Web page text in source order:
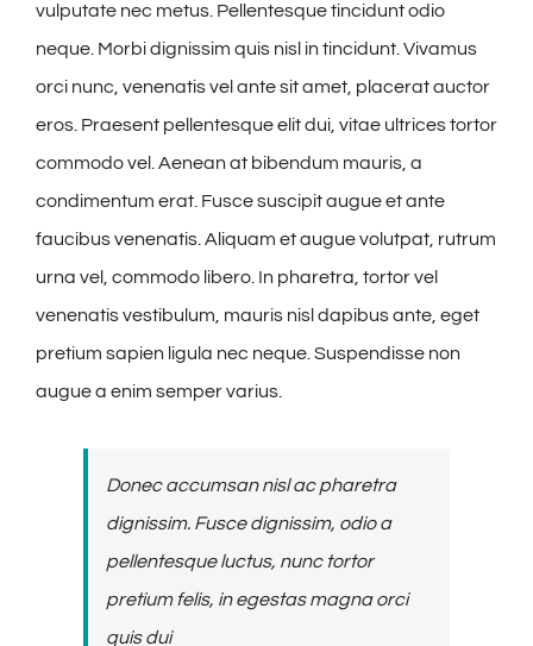
vulputate nec metus. Pellentesque tincidunt odio
neque. Morbi dignissim quis nisl in tincidunt. Vivamus
orci nunc, venenatis vel ante sit amet, placerat auctor
eros. Praesent pellentesque elit dui, vitae ultrices tortor
commodo vel. Aenean at bibendum mauris, a
condimentum erat. Fusce suscipit augue et ante
faucibus venenatis. Aliquam et augue volutpat, rutrum
urna vel, commodo libero. In pharetra, tortor vel
venenatis vestibulum, mauris nisl dapibus ante, eget
pretium sapien ligula nec neque. Suspendisse non
augue a enim semper varius.
Donec accumsan nisl ac pharetra
dignissim. Fusce dignissim, odio a
pellentesque luctus, nunc tortor
pretium felis, in egestas magna orci
quis dui